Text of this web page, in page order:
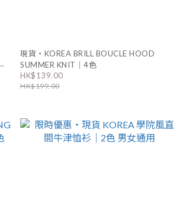
現貨・KOREA BRILL BOUCLE HOOD
SUMMER KNIT｜4色
HK$139.00
HK$199.00